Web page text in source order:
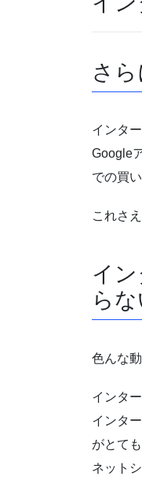
さ
インタ
Google
での買
これさ
イ
ら
色んな
インタ
インタ
がとて
ネット